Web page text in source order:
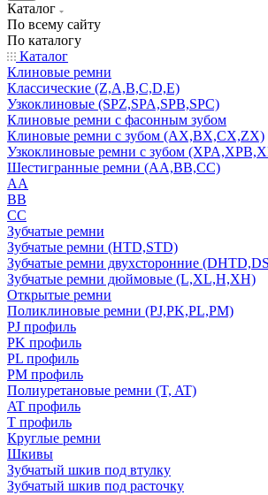
Каталог
По всему сайту
По каталогу
Каталог
Клиновые ремни
Классические (Z,A,B,C,D,E)
Узкоклиновые (SPZ,SPA,SPB,SPC)
Клиновые ремни с фасонным зубом
Клиновые ремни с зубом (AX,BX,CX,ZX)
Узкоклиновые ремни с зубом
Шестигранные ремни (AA,BB,CC)
AA
BB
CC
Зубчатые ремни
Зубчатые ремни (HTD,STD)
Зубчатые ремни двухсторонние
Зубчатые ремни дюймовые (L,XL,H,XH)
Открытые ремни
Поликлиновые ремни (PJ,PK,PL,PM)
PJ профиль
PK профиль
PL профиль
PM профиль
Полиуретановые ремни (T, AT)
AT профиль
T профиль
Круглые ремни
Шкивы
Зубчатый шкив под втулку
Зубчатый шкив под расточку